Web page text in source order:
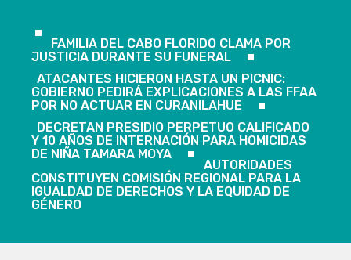
FAMILIA DEL CABO FLORIDO CLAMA POR
JUSTICIA DURANTE SU FUNERAL
ATACANTES HICIERON HASTA UN PICNIC:
GOBIERNO PEDIRÁ EXPLICACIONES A LAS FFAA
POR NO ACTUAR EN CURANILAHUE
DECRETAN PRESIDIO PERPETUO CALIFICADO
Y 10 AÑOS DE INTERNACIÓN PARA HOMICIDAS
DE NIÑA TAMARA MOYA
AUTORIDADES
CONSTITUYEN COMISIÓN REGIONAL PARA LA
IGUALDAD DE DERECHOS Y LA EQUIDAD DE
GÉNERO